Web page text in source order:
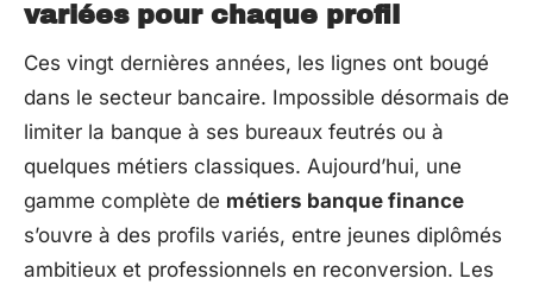
variées pour chaque profil
Ces vingt dernières années, les lignes ont bougé
dans le secteur bancaire. Impossible désormais de
limiter la banque à ses bureaux feutrés ou à
quelques métiers classiques. Aujourd’hui, une
gamme complète de métiers banque finance
s’ouvre à des profils variés, entre jeunes diplômés
ambitieux et professionnels en reconversion. Les